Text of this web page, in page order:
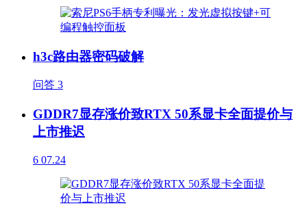
h3c路由器密码破解
问答 3
GDDR7显存涨价致RTX 50系显卡全面提价与
上市推迟
6 07.24